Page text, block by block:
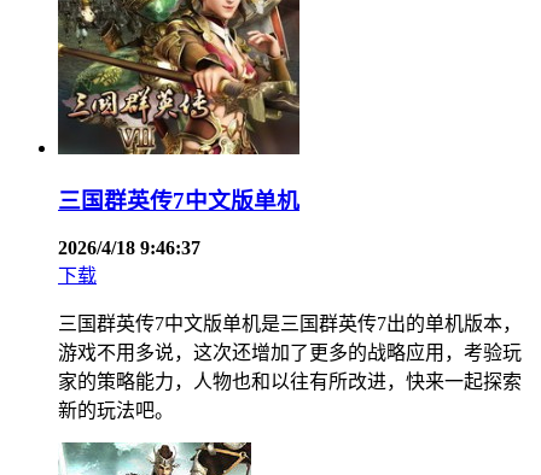
三国群英传7中文版单机
2026/4/18 9:46:37
下载
三国群英传7中文版单机是三国群英传7出的单机版本，
游戏不用多说，这次还增加了更多的战略应用，考验玩
家的策略能力，人物也和以往有所改进，快来一起探索
新的玩法吧。